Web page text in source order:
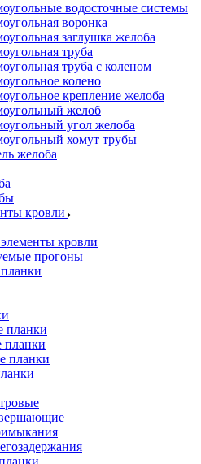
водосточные системы
воронка
заглушка желоба
труба
труба c коленом
колено
крепление желоба
желоб
угол желоба
хомут трубы
желоба
кровли
кровли
прогоны
планки
планки
планки